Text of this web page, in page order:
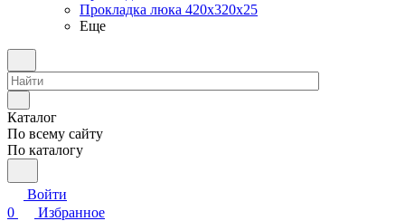
Прокладка люка 420x320x25
Еще
Каталог
По всему сайту
По каталогу
Войти
0
Избранное